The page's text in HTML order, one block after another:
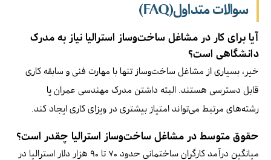
سوالات متداول(FAQ)
آیا برای کار در مشاغل ساخت‌وساز استرالیا نیاز به مدرک
دانشگاهی است؟
خیر، بسیاری از مشاغل ساخت‌وساز تنها با مهارت فنی و سابقه کاری
قابل دسترسی هستند. البته داشتن مدرک مهندسی عمران یا
رشته‌های مرتبط می‌تواند امتیاز بیشتری در ویزای کاری ایجاد کند.
حقوق متوسط در مشاغل ساخت‌وساز استرالیا چقدر است؟
میانگین درآمد کارگران ساختمانی حدود ۷۰ تا ۹۰ هزار دلار استرالیا در